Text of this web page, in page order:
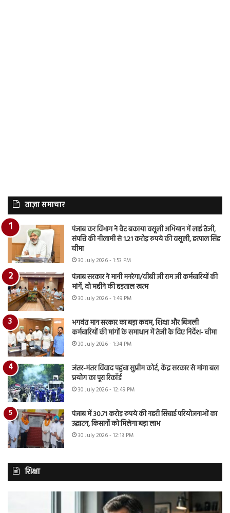
ताज़ा समाचार
पंजाब कर विभाग ने वैट बकाया वसूली अभियान में लाई तेजी,
संपत्ति की नीलामी से 1.21 करोड़ रुपये की वसूली, हरपाल सिंह
चीमा
30 July 2026 - 1:53 PM
पंजाब सरकार ने मानी मनरेगा/वीबी जी राम जी कर्मचारियों की
मांगें, दो महीने की हड़ताल खत्म
30 July 2026 - 1:49 PM
भगवंत मान सरकार का बड़ा कदम, शिक्षा और बिजली
कर्मचारियों की मांगों के समाधान में तेजी के दिए निर्देश- चीमा
30 July 2026 - 1:34 PM
जंतर-मंतर विवाद पहुंचा सुप्रीम कोर्ट, केंद्र सरकार से मांगा बल
प्रयोग का पूरा रिकॉर्ड
30 July 2026 - 12:49 PM
पंजाब में 30.71 करोड़ रुपये की नहरी सिंचाई परियोजनाओं का
उद्घाटन, किसानों को मिलेगा बड़ा लाभ
30 July 2026 - 12:13 PM
शिक्षा